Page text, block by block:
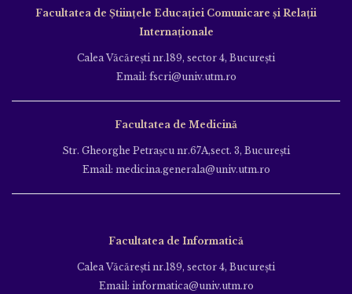
Facultatea de Ştiinţele Educației Comunicare și Relații
Internaționale
Calea Văcăreşti nr.189, sector 4, Bucureşti
Email: fscri@univ.utm.ro
Facultatea de Medicină
Str. Gheorghe Petraşcu nr.67A,sect. 3, Bucureşti
Email: medicina.generala@univ.utm.ro
Facultatea de Informatică
Calea Văcăreşti nr.189, sector 4, Bucureşti
Email: informatica@univ.utm.ro